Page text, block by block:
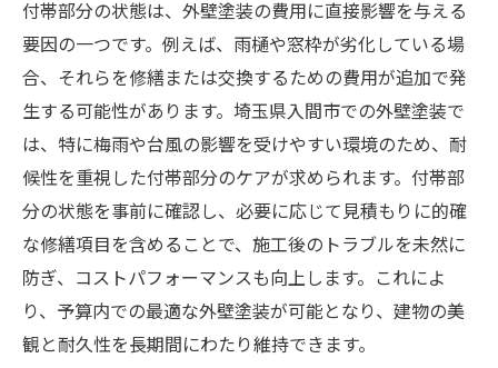
付帯部分の状態は、外壁塗装の費用に直接影響を与える
要因の一つです。例えば、雨樋や窓枠が劣化している場
合、それらを修繕または交換するための費用が追加で発
生する可能性があります。埼玉県入間市での外壁塗装で
は、特に梅雨や台風の影響を受けやすい環境のため、耐
候性を重視した付帯部分のケアが求められます。付帯部
分の状態を事前に確認し、必要に応じて見積もりに的確
な修繕項目を含めることで、施工後のトラブルを未然に
防ぎ、コストパフォーマンスも向上します。これによ
り、予算内での最適な外壁塗装が可能となり、建物の美
観と耐久性を長期間にわたり維持できます。